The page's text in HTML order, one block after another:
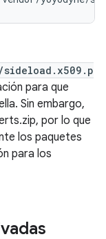
para que
Sin embargo,
por lo que
los paquetes
para los